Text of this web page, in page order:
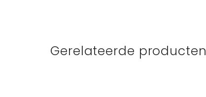
Gerelateerde producten